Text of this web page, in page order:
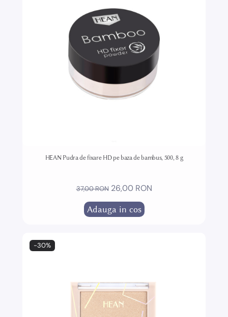
HEAN Pudra de fixare HD pe baza de bambus, 500, 8 g
37,00 RON 26,00 RON
Adauga in cos
-30%